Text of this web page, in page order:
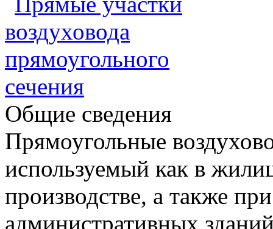
Общие сведения
Прямоугольные
используемый как в
производстве, а также
административных